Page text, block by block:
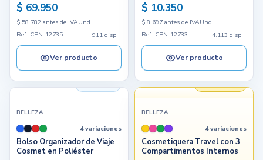
$ 69.950
$ 58.782 antes de IVAUnd.
Ref. CPN-12735
911 disp.
Ver producto
$ 10.350
$ 8.697 antes de IVAUnd.
Ref. CPN-12733
4.113 disp.
Ver producto
7.898 disp.
BELLEZA
4 variaciones
Bolso Organizador de Viaje
Cosmet en Poliéster
Hecho en
BELLEZA
4 variaciones
Cosmetiquera Travel con 3
Compartimentos Internos